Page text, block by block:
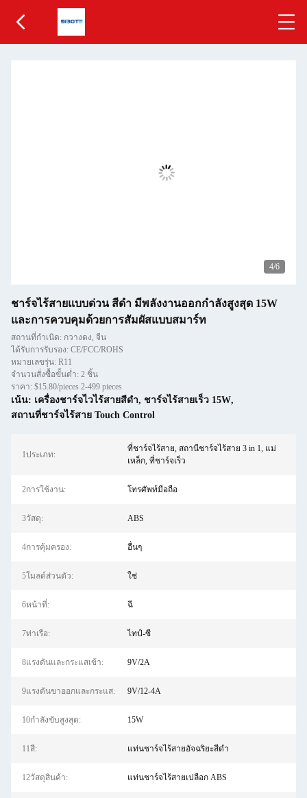
5/6
ชาร์จไร้สายแบบด่วน สีดํา มีพลังงานออกกําลังสูงสุด 15W
และการควบคุมด้วยการสัมผัสแบบสมาร์ท
สถานที่กำเนิด: กวางดง, จีน
ได้รับการรับรอง: CE/FCC/ROHS
หมายเลขรุ่น: R11
จำนวนสั่งซื้อขั้นต่ำ: 2 ชิ้น
ราคา: $15.80/pieces 2-499 pieces
เน้น: เครื่องชาร์จไวไร้สายสีดํา, ชาร์จไร้สายเร็ว 15W,
สถานที่ชาร์จไร้สาย Touch Control
1ประเภท:
ที่ชาร์จไร้สาย, สถานีชาร์จไร้สาย 3 in 1, แม่
เหล็ก, ที่ชาร์จเร็ว
2การใช้งาน: โทรศัพท์มือถือ
3วัสดุ: ABS
4การคุ้มครอง: อื่นๆ
5โมลด์ส่วนตัว: ใช่
6หน้าที่: ฉี
7ท่าเรือ: ไทป์-ซี
8แรงดันและกระแสเข้า: 9V/2A
9แรงดันขาออกและกระแส: 9V/12-4A
10กำลังขับสูงสุด: 15W
11สี: แท่นชาร์จไร้สายอัจฉริยะสีดำ
12วัสดุสินค้า: แท่นชาร์จไร้สายเปลือก ABS